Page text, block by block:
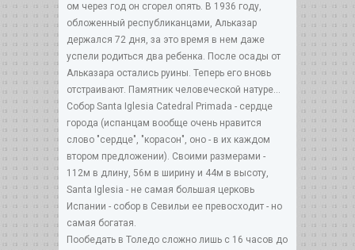
ом через год он сгорел опять. В 1936 году,
обложенный республиканцами, Альказар
держался 72 дня, за это время в нем даже
успели родиться два ребенка. После осады от
Альказара остались руины. Теперь его вновь
отстраивают. Памятник человеческой натуре...
Собор Santa Iglesia Catedral Primada - сердце
города (испанцам вообще очень нравится
слово "сердце", "корасон", оно - в их каждом
втором предложении). Своими размерами -
112м в длину, 56м в ширину и 44м в высоту,
Santa Iglesia - не самая большая церковь
Испании - собор в Севильи ее превосходит - но
самая богатая.
Пообедать в Толедо сложно лишь с 16 часов до